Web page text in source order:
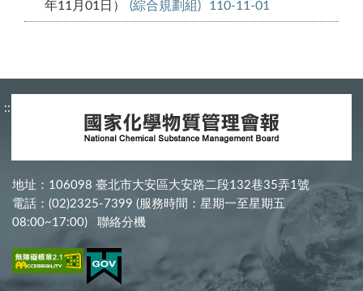
年11月01日）
(綜合規劃組) 110-11-01
:::
地址：106098 臺北市大安區大安路二段132巷35弄1號
電話：(02)2325-7399 (服務時間：星期一至星期五
08:00~17:00) 聯絡分機